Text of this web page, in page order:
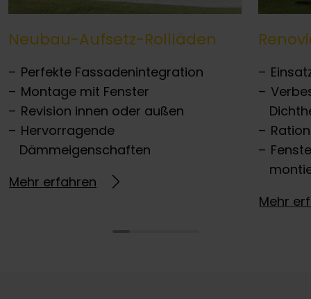
Neubau-Aufsetz-Rollläden
Perfekte Fassadenintegration
Montage mit Fenster
Revision innen oder außen
Hervorragende
Dämmeigenschaften
Mehr erfahren
Mehr